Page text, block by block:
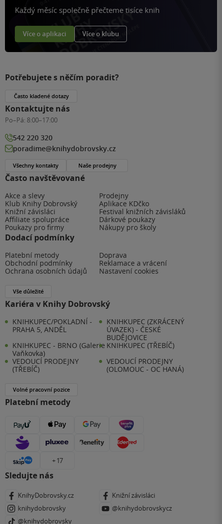
Každý měsíc společně přečteme tisíce knih
Více o aplikaci Více o klubu
Často navštěvované
Akce a slevy
Prodejny
Klub Knihy Dobrovský
Aplikace KDčko
Knižní závisláci
Festival knižních závisláků
Affiliate spolupráce
Dárkové poukazy
Poukazy pro firmy
Nákupy pro školy
Dodací podmínky
Platební metody
Doprava
Obchodní podmínky
Reklamace a vrácení
Ochrana osobních údajů
Nastavení cookies
Vše důležité
Kariéra v Knihy Dobrovský
KNIHKUPEC/POKLADNÍ -
PRAHA 5, ANDĚL
KNIHKUPEC (ZKRÁCENÝ
ÚVAZEK) - ČESKÉ
BUDĚJOVICE
KNIHKUPEC - BRNO (Galerie
Vaňkovka)
KNIHKUPEC (TŘEBÍČ)
VEDOUCÍ PRODEJNY
(TŘEBÍČ)
VEDOUCÍ PRODEJNY
(OLOMOUC - OC HANÁ)
Volné pracovní pozice
Platební metody
+ 17
Sledujte nás
KnihyDobrovsky.cz
Knižní závisláci
knihydobrovsky
@knihydobrovskycz
@knihydobrovsky
Potřebujete s něčím poradit?
Často kladené dotazy
Kontaktujte nás
Po–Pá: 8:00–17:00
542 220 320
poradime@knihydobrovsky.cz
Všechny kontakty Naše prodejny